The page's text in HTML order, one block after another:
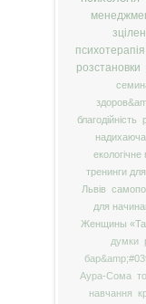
психотерапія
розстановки
благодійність
тренинги
Львів
для
Женщины
думки
Аура-Сома
навчання